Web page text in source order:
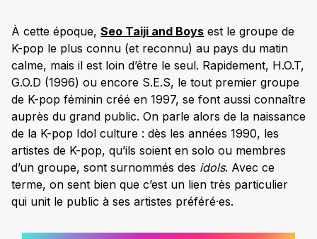
À cette époque, Seo Taiji and Boys est le groupe de
K-pop le plus connu (et reconnu) au pays du matin
calme, mais il est loin d’être le seul. Rapidement, H.O.T,
G.O.D (1996) ou encore S.E.S, le tout premier groupe
de K-pop féminin créé en 1997, se font aussi connaître
auprès du grand public. On parle alors de la naissance
de la K-pop Idol culture : dès les années 1990, les
artistes de K-pop, qu’ils soient en solo ou membres
d’un groupe, sont surnommés des idols. Avec ce
terme, on sent bien que c’est un lien très particulier
qui unit le public à ses artistes préféré·es.